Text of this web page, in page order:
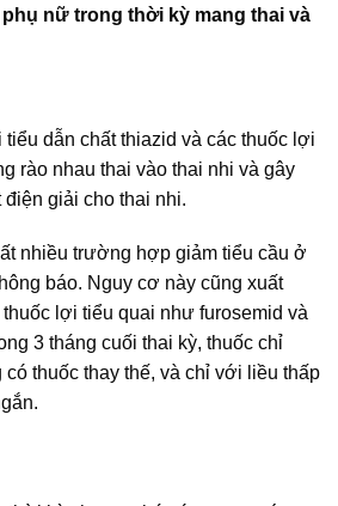
nữ trong thời kỳ mang thai và
dẫn chất thiazid và các thuốc lợi
rào nhau thai vào thai nhi và gây
giải cho thai nhi.
nhiều trường hợp giảm tiểu cầu ở
báo. Nguy cơ này cũng xuất
lợi tiểu quai như furosemid và
3 tháng cuối thai kỳ, thuốc chỉ
thuốc thay thế, và chỉ với liều thấp